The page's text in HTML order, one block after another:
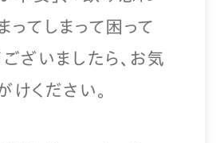
ってしまって困って
ございましたら、お気
けください。